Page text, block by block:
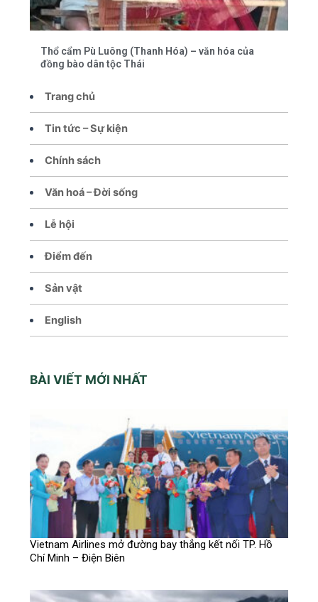
Trang chủ
Tin tức – Sự kiện
Chính sách
Văn hoá – Đời sống
Lễ hội
Điểm đến
Sản vật
English
BÀI VIẾT MỚI NHẤT
Vietnam Airlines mở đường bay thẳng kết nối TP. Hồ
Chí Minh – Điện Biên
Thổ cẩm Pù Luông (Thanh Hóa) – văn hóa của
đồng bào dân tộc Thái